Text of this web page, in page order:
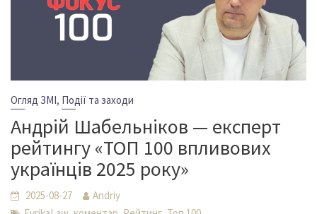
Огляд ЗМІ, Події та заходи
Андрій Шабельніков — експерт
рейтингу «ТОП 100 впливових
українців 2025 року»
2025-08-27
Andriy